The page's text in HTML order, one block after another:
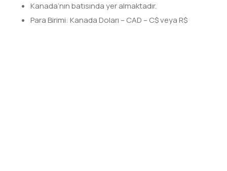
Kanada’nın batısında yer almaktadır.
Para Birimi: Kanada Doları – CAD – C$ veya R$